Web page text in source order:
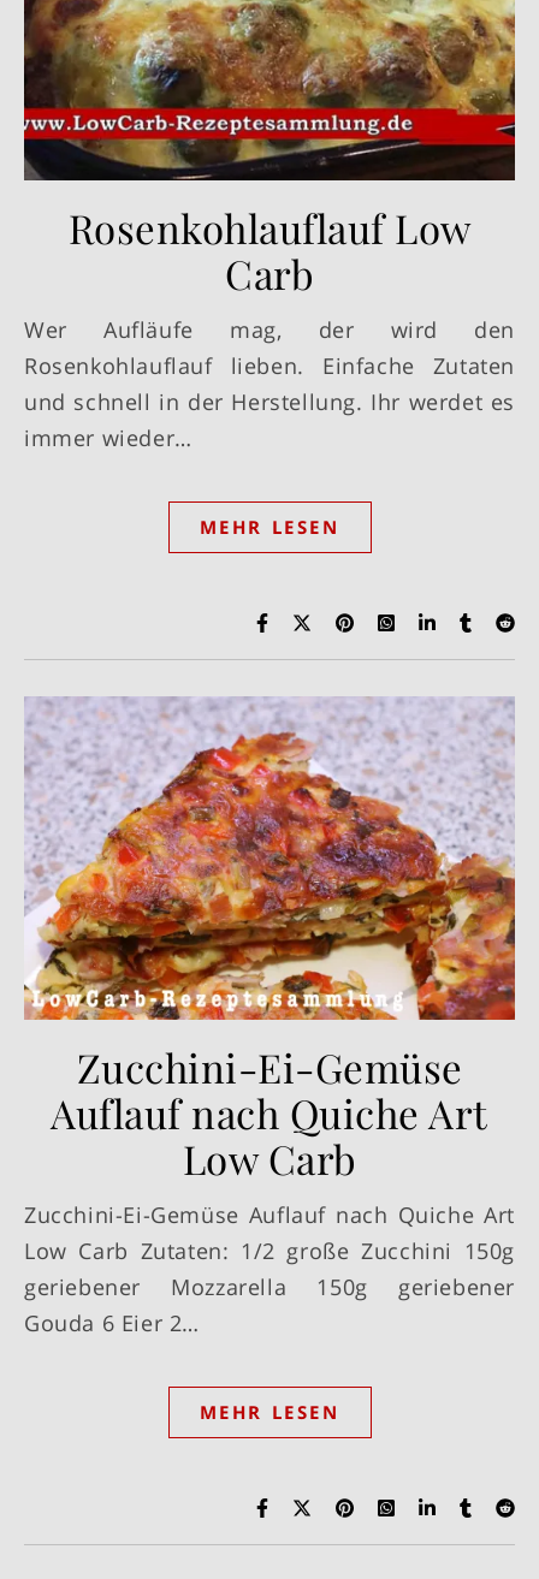
Rosenkohlauflauf Low
Carb
Wer Aufläufe mag, der wird den
Rosenkohlauflauf lieben. Einfache Zutaten
und schnell in der Herstellung. Ihr werdet es
immer wieder…
MEHR LESEN
Zucchini-Ei-Gemüse
Auflauf nach Quiche Art
Low Carb
Zucchini-Ei-Gemüse Auflauf nach Quiche Art
Low Carb Zutaten: 1/2 große Zucchini 150g
geriebener Mozzarella 150g geriebener
Gouda 6 Eier 2…
MEHR LESEN